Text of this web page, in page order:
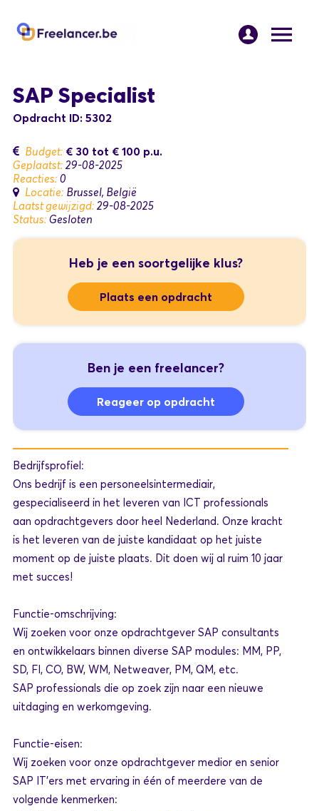
SAP Specialist
Opdracht ID: 5302
Budget: € 30 tot € 100 p.u.
Geplaatst: 29-08-2025
Reacties: 0
Locatie: Brussel, België
Laatst gewijzigd: 29-08-2025
Status: Gesloten
Heb je een soortgelijke klus?
Plaats een opdracht
Ben je een freelancer?
Reageer op opdracht
Bedrijfsprofiel:
Ons bedrijf is een personeelsintermediair,
gespecialiseerd in het leveren van ICT professionals
aan opdrachtgevers door heel Nederland. Onze kracht
is het leveren van de juiste kandidaat op het juiste
moment op de juiste plaats. Dit doen wij al ruim 10 jaar
met succes!
Functie-omschrijving:
Wij zoeken voor onze opdrachtgever SAP consultants
en ontwikkelaars binnen diverse SAP modules: MM, PP,
SD, FI, CO, BW, WM, Netweaver, PM, QM, etc.
SAP professionals die op zoek zijn naar een nieuwe
uitdaging en werkomgeving.
Functie-eisen:
Wij zoeken voor onze opdrachtgever medior en senior
SAP IT’ers met ervaring in één of meerdere van de
volgende kenmerken: